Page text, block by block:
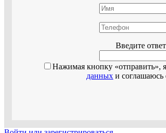
Введите
Нажимая кнопку «отправить»,
данных и